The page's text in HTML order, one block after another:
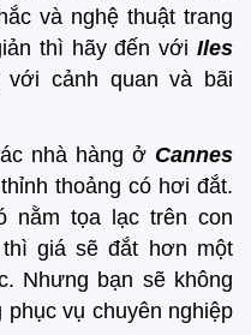
và nghệ thuật trang
thì hãy đến với Iles
cảnh quan và bãi
nhà hàng ở Cannes
thoảng có hơi đắt.
nằm tọa lạc trên con
giá sẽ đắt hơn một
Nhưng bạn sẽ không
vụ chuyên nghiệp